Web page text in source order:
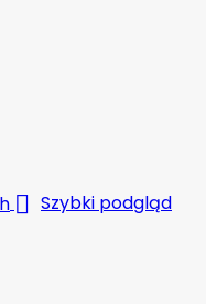
 Szybki podgląd